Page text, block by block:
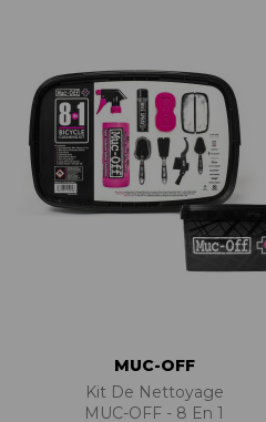
CHAINES
DÉRAILLEURS
GROUPES COMPLETS
MANETTES/SHIFTERS
MANIVELLES
PATTES DE DÉRAILLEUR
MUC-OFF
Kit De Nettoyage
MUC-OFF - 8 En 1